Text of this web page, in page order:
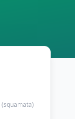
(squamata)